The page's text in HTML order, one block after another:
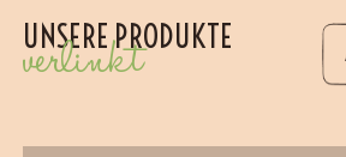
UNSERE PRODUKTE
verlinkt